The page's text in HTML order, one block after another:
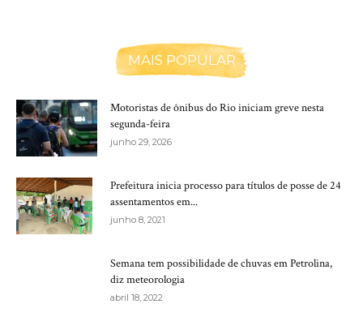
MAIS POPULAR
Motoristas de ônibus do Rio iniciam greve nesta
segunda-feira
junho 29, 2026
Prefeitura inicia processo para títulos de posse de 24
assentamentos em...
junho 8, 2021
Semana tem possibilidade de chuvas em Petrolina,
diz meteorologia
abril 18, 2022